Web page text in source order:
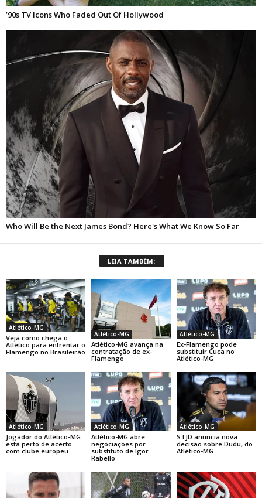
LEIA TAMBÉM:
Atlético-MG
Veja como chega o
Atlético para enfrentar o
Flamengo no Brasileirão
Atlético-MG
Atlético-MG avança na
contratação de ex-
Flamengo
Atlético-MG
Ex-Flamengo pode
substituir Cuca no
Atlético-MG
Atlético-MG
Jogador do Atlético-MG
está perto de acerto
com clube europeu
Atlético-MG
Atlético-MG abre
negociações por
substituto de Igor
Rabello
Atlético-MG
STJD anuncia nova
decisão sobre Dudu, do
Atlético-MG